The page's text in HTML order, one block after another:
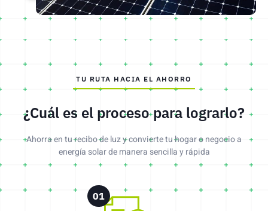
TU RUTA HACIA EL AHORRO
¿Cuál es el proceso para lograrlo?
Ahorra en tu recibo de luz y convierte tu hogar o negocio a
energía solar de manera sencilla y rápida
01